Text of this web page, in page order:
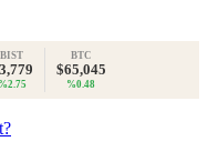
BIST
%2.75
BTC
$65,045
%0.48